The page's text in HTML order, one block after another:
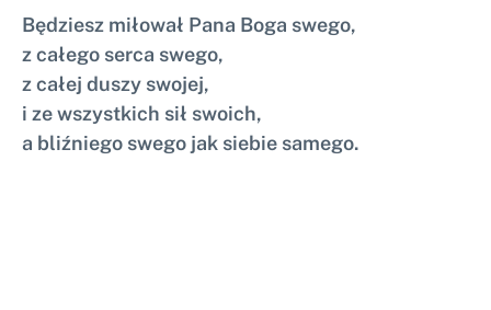
Będziesz miłował Pana Boga swego,
z całego serca swego,
z całej duszy swojej,
i ze wszystkich sił swoich,
a bliźniego swego jak siebie samego.